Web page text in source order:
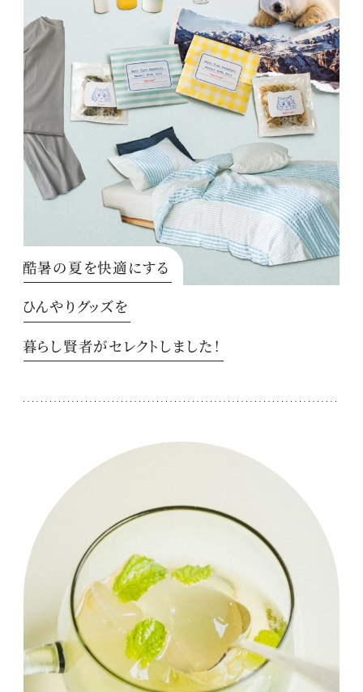
酷暑の夏を快適にする
ひんやりグッズを
暮らし賢者がセレクトしました！